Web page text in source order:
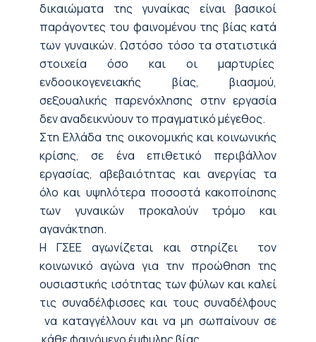
δικαιώματα της γυναίκας είναι βασικοί
παράγοντες του φαινομένου της βίας κατά
των γυναικών. Ωστόσο τόσο τα στατιστικά
στοιχεία όσο και οι μαρτυρίες
ενδοοικογενειακής βίας, βιασμού,
σεξουαλικής παρενόχλησης στην εργασία
δεν αναδεικνύουν το πραγματικό μέγεθος.
Στη Ελλάδα της οικονομικής και κοινωνικής
κρίσης, σε ένα επιθετικό περιβάλλον
εργασίας, αβεβαιότητας και ανεργίας τα
όλο και υψηλότερα ποσοστά κακοποίησης
των γυναικών προκαλούν τρόμο και
αγανάκτηση.
Η ΓΣΕΕ αγωνίζεται και στηρίζει τον
κοινωνικό αγώνα για την προώθηση της
ουσιαστικής ισότητας των φύλων και καλεί
τις συναδέλφισσες και τους συναδέλφους
να καταγγέλλουν και να μη σωπαίνουν σε